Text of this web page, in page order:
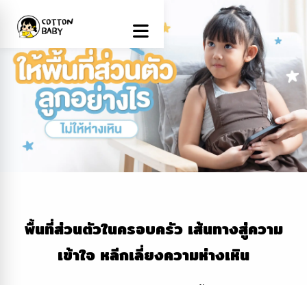
พื้นที่ส่วนตัวในครอบครัว เส้นทางสู่ความ
เข้าใจ หลีกเลี่ยงความห่างเหิน